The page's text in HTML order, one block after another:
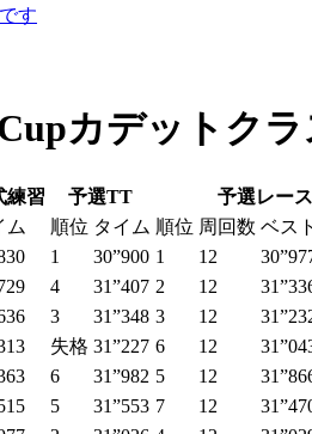
す
カデットク
練習 予選TT 予選レース
ム 順位 タイム 順位 周回数 ベス
1 30”900 1 12
4 31”407 2 12
3 31”348 3 12
失格 31”227 6 12
6 31”982 5 12
5 31”553 7 12